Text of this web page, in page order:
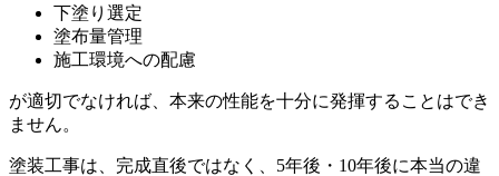
下塗り選定
塗布量管理
施工環境への配慮
が適切でなければ、本来の性能を十分に発揮することはでき
ません。
塗装工事は、完成直後ではなく、5年後・10年後に本当の違